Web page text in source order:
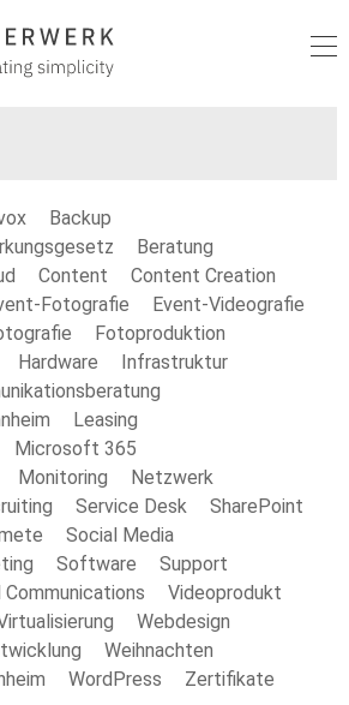
Backup
Beratung
Content
Content Creation
Fotografie
Event-Videografie
Fotoproduktion
Hardware
Infrastruktur
Leasing
Microsoft 365
Monitoring
Netzwerk
Service Desk
SharePoint
Social Media
Software
Support
Communications
Videoprodukt
Webdesign
Weihnachten
WordPress Zertifikate